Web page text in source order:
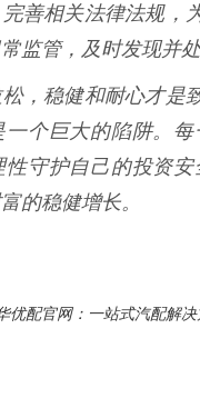
善相关法律法规，
监管，及时发现并
，稳健和耐心才是
一个巨大的陷阱。
性守护自己的投资
的稳健增长。
优配官网：一站式汽配解